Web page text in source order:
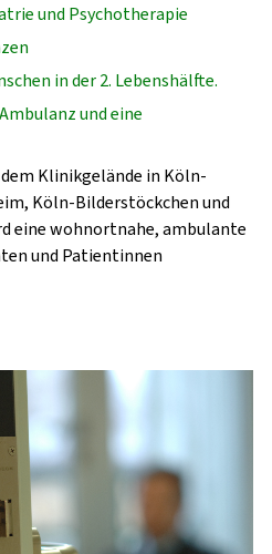
und Psychotherapie
in der 2. Lebenshälfte.
und eine
Klinikgelände in Köln-
Köln-Bilderstöckchen und
eine wohnortnahe, ambulante
und Patientinnen